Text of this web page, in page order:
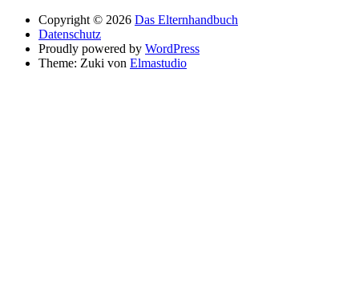
Copyright © 2026 Das Elternhandbuch
Datenschutz
Proudly powered by WordPress
Theme: Zuki von Elmastudio